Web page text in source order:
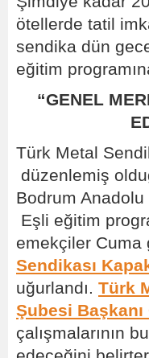
ötellerde tatil
sendika dün
eğitim
“GENEL
Türk Metal
düzenlemiş
Bodrum
Eşli eğitim
emekçiler Cuma
Sendikası
uğurlandı. Türk
Şubesi
çalışmalarının